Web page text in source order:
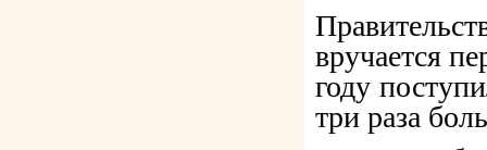
вручается
году
три раза